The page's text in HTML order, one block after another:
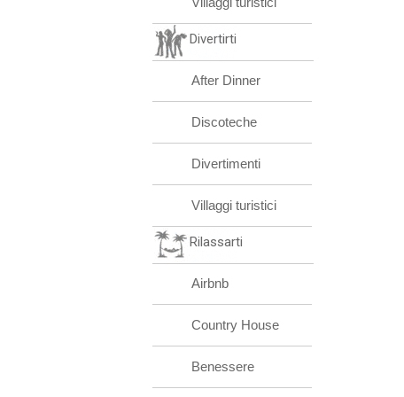
Divertirti
After Dinner
Discoteche
Divertimenti
Villaggi turistici
Rilassarti
Airbnb
Country House
Benessere